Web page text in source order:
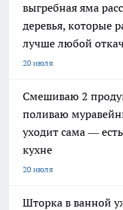
выгребная яма
деревья, которые
лучше любой
20 июля
Смешиваю 2
поливаю
уходит сама —
кухне
20 июля
Шторка в ванной